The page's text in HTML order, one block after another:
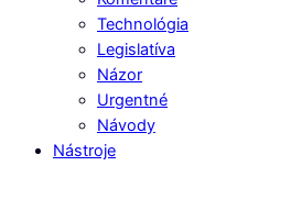
Technológia
Legislatíva
Názor
Urgentné
Návody
Nástroje